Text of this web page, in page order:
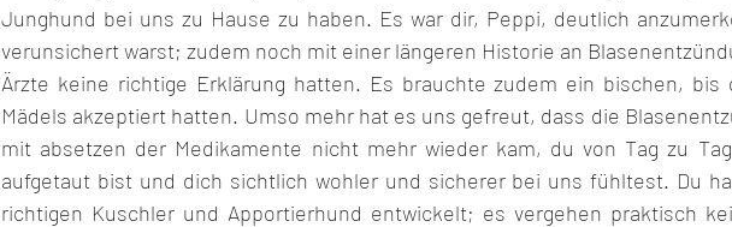
Junghund bei uns zu Hause zu haben. Es war dir, Peppi, deutlich
verunsichert warst; zudem noch mit einer längeren Historie an
Ärzte keine richtige Erklärung hatten. Es brauchte zudem ein bischen, bis
Mädels akzeptiert hatten. Umso mehr hat es uns gefreut, dass die
mit absetzen der Medikamente nicht mehr wieder kam, du von Tag zu
aufgetaut bist und dich sichtlich wohler und sicherer bei uns fühltest. Du
richtigen Kuschler und Apportierhund entwickelt; es vergehen praktisch